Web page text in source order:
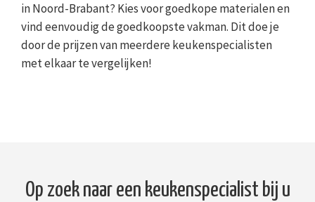
in Noord-Brabant? Kies voor goedkope materialen en
vind eenvoudig de goedkoopste vakman. Dit doe je
door de prijzen van meerdere keukenspecialisten
met elkaar te vergelijken!
Op zoek naar een keukenspecialist bij u